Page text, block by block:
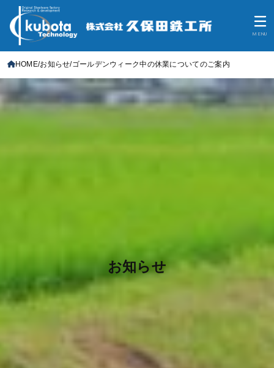
MENU
HOME お知らせ ゴールデンウィーク中の休業についてのご案内
お知らせ